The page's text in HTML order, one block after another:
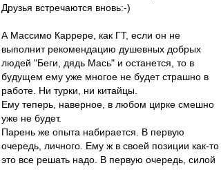
Друзья встречаются вновь:-)
А Массимо Каррере, как ГТ, если он не
выполнит рекомендацию душевных добрых
людей "Беги, дядь Мась" и останется, то в
будущем ему уже многое не будет страшно в
работе. Ни турки, ни китайцы.
Ему теперь, наверное, в любом цирке смешно
уже не будет.
Парень же опыта набирается. В первую
очередь, личного. Ему ж в своей позиции как-то
это все решать надо. В первую очередь, силой